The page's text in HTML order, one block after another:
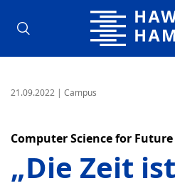
Hochschule
21.09.2022 | Campus
Computer Science for Future
„Die Zeit